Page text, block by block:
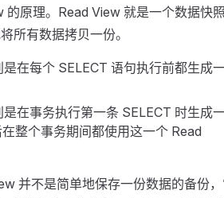
的原理。Read View 就是一个数据快
所有数据拷贝一份。
在每个 SELECT 语句执行前都生成
在事务执行第一条 SELECT 时生成
整个事务期间都使用这一个 Read
并不是简单地保存一份数据的备份